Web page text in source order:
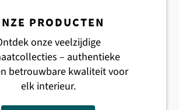
PRODUCTEN
onze veelzijdige
– authentieke
betrouwbare kwaliteit voor
elk interieur.